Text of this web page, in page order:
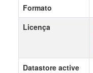
Formato
Licença
Datastore active